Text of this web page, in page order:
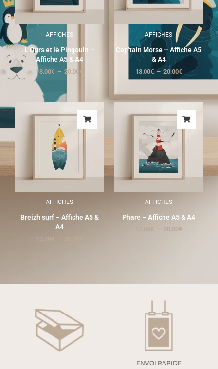
AFFICHES
L’Ours et le Pingouin –
Affiche A5 & A4
13,00€ – 20,00 €
AFFICHES
Cap’tain Morse – Affiche A5
& A4
13,00€ – 20,00€
AFFICHES
Breizh surf – Affiche A5 &
A4
AFFICHES
Phare – Affiche A5 & A4
– 20,00€
ENVOI RAPIDE